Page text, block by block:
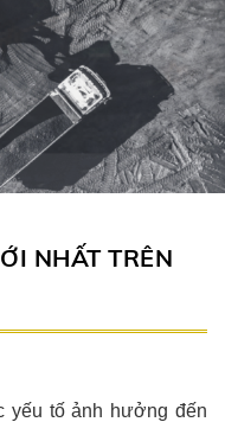
NHẤT TRÊN
yếu tố ảnh hưởng đến